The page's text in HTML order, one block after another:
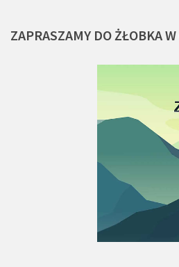
ZAPRASZAMY DOŻŁOBKAW